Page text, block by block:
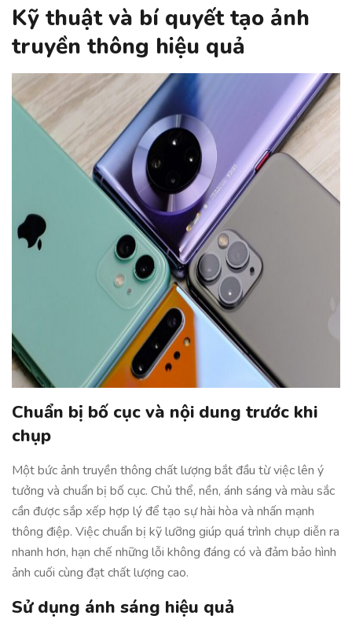
Kỹ thuật và bí quyết tạo ảnh
truyền thông hiệu quả
Chuẩn bị bố cục và nội dung trước khi
chụp
Một bức ảnh truyền thông chất lượng bắt đầu từ việc lên ý
tưởng và chuẩn bị bố cục. Chủ thể, nền, ánh sáng và màu sắc
cần được sắp xếp hợp lý để tạo sự hài hòa và nhấn mạnh
thông điệp. Việc chuẩn bị kỹ lưỡng giúp quá trình chụp diễn ra
nhanh hơn, hạn chế những lỗi không đáng có và đảm bảo hình
ảnh cuối cùng đạt chất lượng cao.
Sử dụng ánh sáng hiệu quả